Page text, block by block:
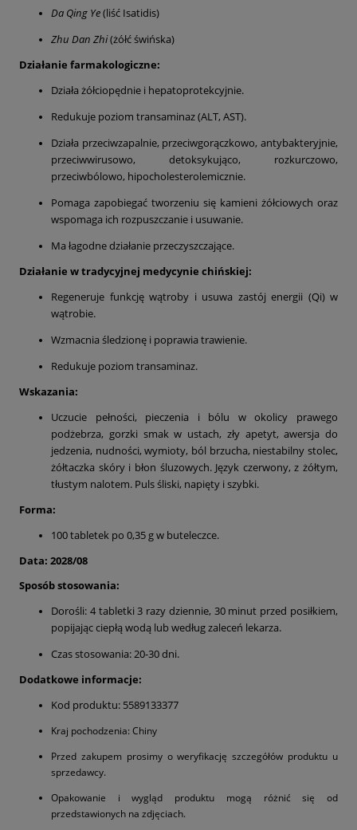
Da Qing Ye(liść Isatidis)
Zhu Dan Zhi(żółć świńska)
Działanie farmakologiczne:
Działa żółciopędnie i hepatoprotekcyjnie.
Redukuje poziom transaminaz (ALT, AST).
Działa przeciwzapalnie, przeciwgorączkowo, antybakteryjnie,
przeciwwirusowo, detoksykująco, rozkurczowo,
przeciwbólowo, hipocholesterolemicznie.
Pomaga zapobiegać tworzeniu się kamieni żółciowych oraz
wspomaga ich rozpuszczanie i usuwanie.
Ma łagodne działanie przeczyszczające.
Działanie w tradycyjnej medycynie chińskiej:
Regeneruje funkcję wątroby i usuwa zastój energii (Qi) w
wątrobie.
Wzmacnia śledzionę i poprawia trawienie.
Redukuje poziom transaminaz.
Wskazania:
Uczucie pełności, pieczenia i bólu w okolicy prawego
podżebrza, gorzki smak w ustach, zły apetyt, awersja do
jedzenia, nudności, wymioty, ból brzucha, niestabilny stolec,
żółtaczka skóry i błon śluzowych. Język czerwony, z żółtym,
tłustym nalotem. Puls śliski, napięty i szybki.
Forma:
100 tabletek po 0,35 g w buteleczce.
Data: 2028/08
Sposób stosowania:
Dorośli: 4 tabletki 3 razy dziennie, 30 minut przed posiłkiem,
popijając ciepłą wodą lub według zaleceń lekarza.
Czas stosowania: 20-30 dni.
Dodatkowe informacje:
Kod produktu: 5589133377
Kraj pochodzenia: Chiny
Przed zakupem prosimy o weryfikację szczegółów produktu u
sprzedawcy.
Opakowanie i wygląd produktu mogą różnić się od
przedstawionych na zdjęciach.